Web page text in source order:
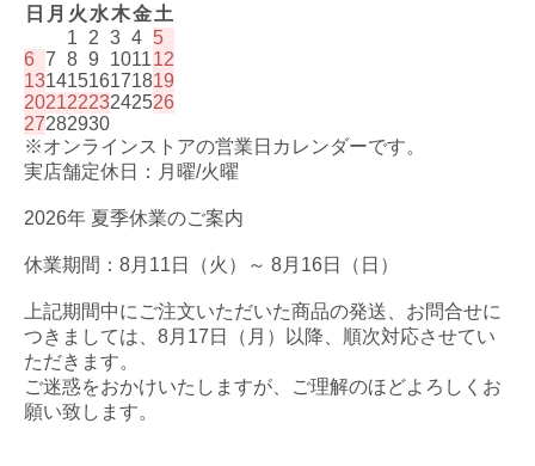
日 月 火 水木金土
1
2 3 4 5
6 7 8 9 101112
13141516171819
20212223242526
27282930
※オンラインストアの営業日カレンダーです。
実店舗定休日：月曜/火曜
2026年 夏季休業のご案内
休業期間：8月11日（火）～ 8月16日（日）
上記期間中にご注文いただいた商品の発送、お問合せに
つきましては、8月17日（月）以降、順次対応させてい
ただきます。
ご迷惑をおかけいたしますが、ご理解のほどよろしくお
願い致します。